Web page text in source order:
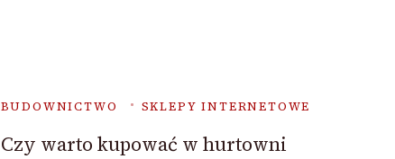
BUDOWNICTWO SKLEPY INTERNETOWE
Czy warto kupować w hurtowni